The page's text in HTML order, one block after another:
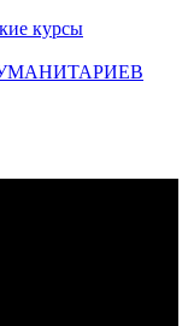
курсы